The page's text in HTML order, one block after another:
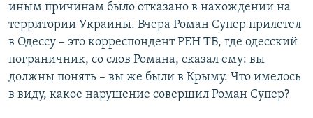
иным причинам было отказано в нахождении на
территории Украины. Вчера Роман Супер прилетел
в Одессу – это корреспондент РЕН ТВ, где одесский
пограничник, со слов Романа, сказал ему: вы
должны понять – вы же были в Крыму. Что имелось
в виду, какое нарушение совершил Роман Супер?